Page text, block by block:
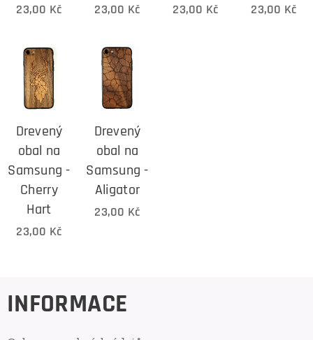
23,00 Kč 23,00 Kč 23,00 Kč 23,00 Kč
Drevený
obal na
Samsung -
Cherry
Hart
23,00 Kč
Drevený
obal na
Samsung -
Aligator
23,00 Kč
INFORMACE